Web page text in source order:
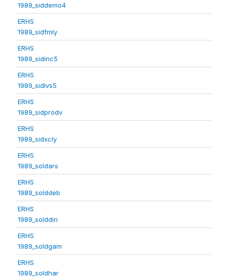
1989_siddemo4
ERHS
1989_sidfmly
ERHS
1989_sidinc5
ERHS
1989_sidlvs5
ERHS
1989_sidprodv
ERHS
1989_sidxcly
ERHS
1989_soldars
ERHS
1989_solddeb
ERHS
1989_solddin
ERHS
1989_soldgam
ERHS
1989_soldhar